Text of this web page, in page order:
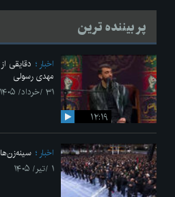
پر بیننده ترین
۱۲:۱۹
اخبار
دقایقی
مهدی رسولی
۳۱ /خرداد/ ۱۴۰۵
اخبار
۱ /تیر/ ۱۴۰۵